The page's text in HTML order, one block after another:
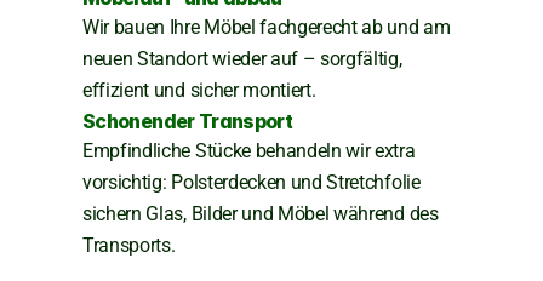
Wir bauen Ihre Möbel fachgerecht ab und am
neuen Standort wieder auf – sorgfältig,
effizient und sicher montiert.
Schonender Transport
Empfindliche Stücke behandeln wir extra
vorsichtig: Polsterdecken und Stretchfolie
sichern Glas, Bilder und Möbel während des
Transports.